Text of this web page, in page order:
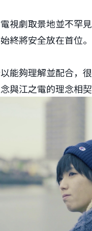
視劇取景地並不罕
終將安全放在首位
能夠理解並配合，
與江之電的理念相契